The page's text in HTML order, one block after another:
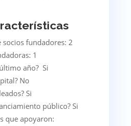
socios fundadores: 2
1
año? Si
No
Si
público? Si
que apoyaron: